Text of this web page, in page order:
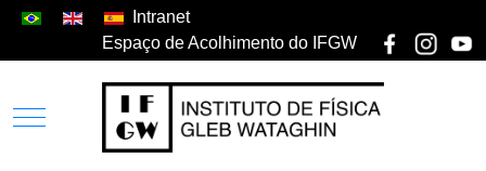
Intranet
Espaço de Acolhimento do IFGW